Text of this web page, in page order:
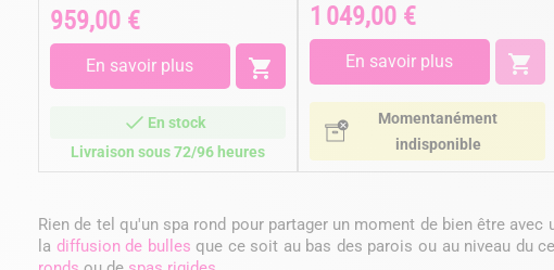
Prix
959,00 €
En savoir plus 
En stock
Livraison sous 72/96 heures
Prix
1 049,00 €
En savoir plus 
Momentanément
indisponible
Rien de tel qu'un spa rond pour partager un moment de bien être
la diffusion de bulles que ce soit au bas des parois ou au niveau du